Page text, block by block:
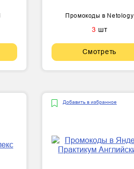
Промокоды в Netology
3 шт
Смотреть
Добавить в избранное